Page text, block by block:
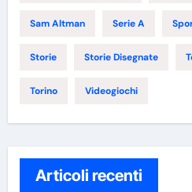
Sam Altman Serie A
Storie Storie Disegnate
Torino Videogiochi
Articoli recenti